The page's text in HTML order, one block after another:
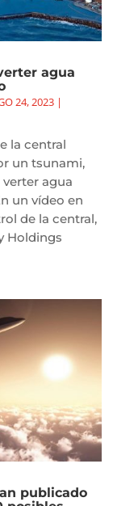
agua
24, 2023|
la central
un tsunami,
agua
un vídeo en
de la central,
Holdings
publicado